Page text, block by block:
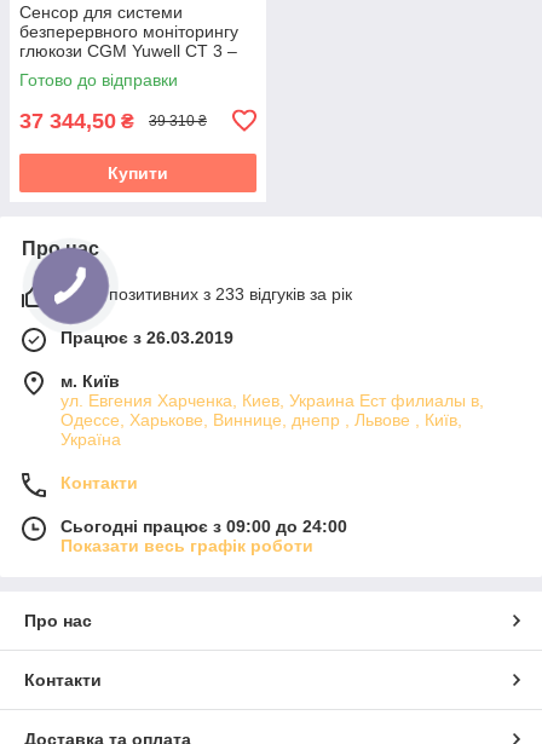
Сенсор для системи
безперервного моніторингу
глюкози CGM Yuwell CT 3 –
20 сенсорів + 1 трансмітер
Готово до відправки
37 344,50 ₴ 39 310 ₴
Купити
Про нас
100% позитивних з 233 відгуків за рік
Працює з 26.03.2019
м. Київ
ул. Евгения Харченка, Киев, Украина Ест филиалы в,
Одессе, Харькове, Виннице, днепр , Львове , Київ,
Україна
Контакти
Сьогодні працює з 09:00 до 24:00
Показати весь графік роботи
Про нас
Контакти
Доставка та оплата